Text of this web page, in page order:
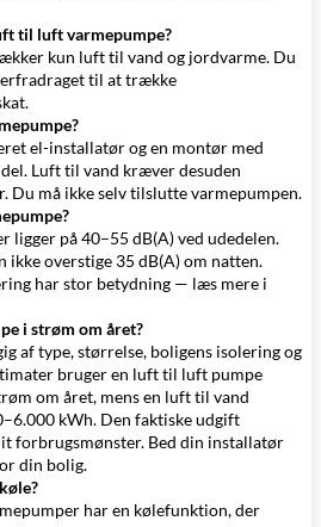
til luft varmepumpe?
kun luft til vand og jordvarme. Du
til at trække
el-installatør og en montør med
Luft til vand kræver desuden
Du må ikke selv tilslutte varmepumpen.
ligger på 40–55 dB(A) ved udedelen.
ikke overstige 35 dB(A) om natten.
har stor betydning — læs mere i
i strøm om året?
af type, størrelse, boligens isolering og
bruger en luft til luft pumpe
om året, mens en luft til vand
kWh. Den faktiske udgift
forbrugsmønster. Bed din installatør
din bolig.
har en kølefunktion, der